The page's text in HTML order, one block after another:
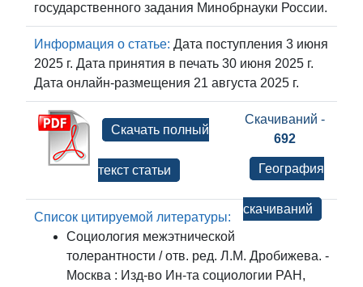
государственного задания Минобрнауки России.
Информация о статье: Дата поступления 3 июня
2025 г. Дата принятия в печать 30 июня 2025 г.
Дата онлайн-размещения 21 августа 2025 г.
Скачиваний -
692
География
скачиваний
Скачать полный
текст статьи
Список цитируемой литературы:
Социология межэтнической
толерантности / oтв. ред. Л.М. Дробижева. -
Москва : Изд-во Ин-та социологии РАН,